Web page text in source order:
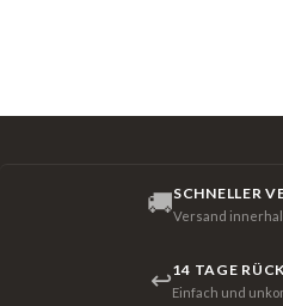
🚚SCHNELLER
Versand
↩14 TAGE
Einfach und